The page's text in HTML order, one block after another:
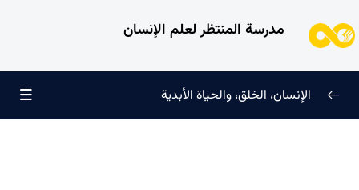
مدرسة المنتظر لعلم الإنسان
الإنسان، الخلق، والحياة الأبدية